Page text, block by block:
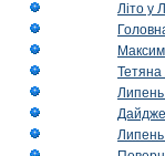
Літо у
Липень
Липень